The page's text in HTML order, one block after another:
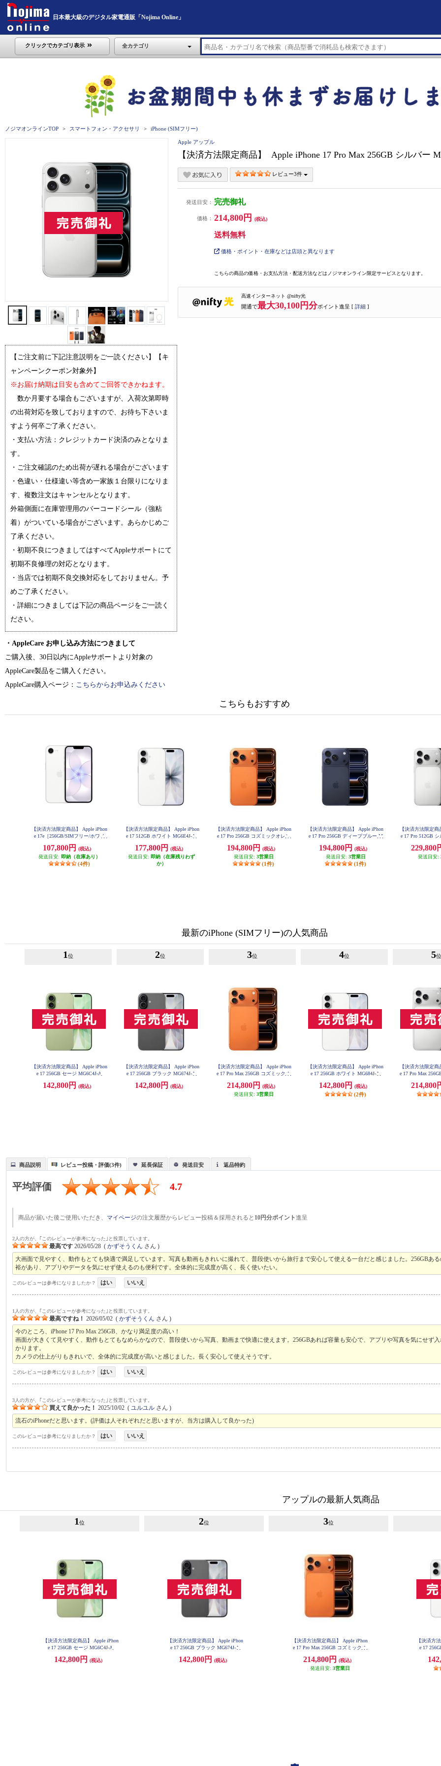
日本最大級のデジタル家電通販「Nojima Online」
クリックでカテゴリ表示 全カテゴリ
ノジマオンラインTOP スマートフォン・アクセサリ iPhone (SIMフリー)
【ご注文前に下記注意説明をご一読ください】【キ
ャンペーンクーポン対象外】
※お届け納期は目安も含めてご回答できかねます。
数か月要する場合もございますが、入荷次第即時
の出荷対応を致しておりますので、お待ち下さいま
すよう何卒ご了承ください。
・支払い方法：クレジットカード決済のみとなりま
す。
・ご注文確認のため出荷が遅れる場合がございます
・色違い・仕様違い等含め一家族１台限りになりま
す、複数注文はキャンセルとなります。
外箱側面に在庫管理用のバーコードシール（強粘
着）がついている場合がございます。あらかじめご
了承ください。
・初期不良につきましてはすべてAppleサポートにて
初期不良修理の対応となります。
・当店では初期不良交換対応をしておりません。予
めご了承ください。
・詳細につきましては下記の商品ページをご一読く
ださい。
・AppleCare お申し込み方法につきまして
ご購入後、30日以内にAppleサポートより対象の
AppleCare製品をご購入ください。
AppleCare購入ページ： こちらからお申込みください
Apple アップル
【決済方法限定商品】 Apple iPhone 17 Pro Max 256GB シルバー
レビュー3件
発送目安： 完売御礼
価格： 214,800円 (税込)
送料無料
価格・ポイント・在庫などは店頭と異なります
こちらの商品の価格・お支払方法・配送方法などはノジマオンライン限定サービスとなります。
高速インターネット @nifty光
開通で最大30,100円分ポイント進呈 [ 詳細 ]
こちらもおすすめ
【決済方法限定商品】 Apple iPhon
e 17e［256GB/SIMフリー/ホワイ
107,800円
(税込)
発送目安: 即納（在庫あり）
(4件)
【決済方法限定商品】 Apple iPhon
e 17 512GB ホワイト MG6E4J-A
177,800円
(税込)
発送目安: 即納（在庫残りわず
か）
【決済方法限定商品】 Apple iPhon
e 17 Pro 256GB コズミックオレン
194,800円
(税込)
発送目安: 3営業日
(1件)
【決済方法限定商品】 Apple iPhon
e 17 Pro 256GB ディープブルー M
194,800円
(税込)
発送目安: 3営業日
(1件)
【決済方法限定
e 17 Pro 512GB シ
229,800
発送目安:
最新のiPhone (SIMフリー)の人気商品
1 位
【決済方法限定商品】 Apple iPhon
e 17 256GB セージ MG6C4J-A
142,800円 (税込)
2位
【決済方法限定商品】 Apple iPhon
e 17 256GB ブラック MG674J-A
142,800円 (税込)
3位
【決済方法限定商品】 Apple iPhon
e 17 Pro Max 256GB コズミックオ
214,800円
(税込)
発送目安: 3営業日
4位
【決済方法限定商品】 Apple iPhon
e 17 256GB ホワイト MG684J-A
142,800円 (税込)
(2件)
5位
【決済方法限定
e 17 Pro Max
214,800
商品説明 レビュー投稿・評価(3件) 延長保証 発送目安 返品特約
平均評価 4.7
商品が届いた後ご使用いただき、 マイページの注文履歴からレビュー投稿＆採用されると 10円分ポイント進呈
2人の方が、｢このレビューが参考になった｣と投票しています。
最高です 2026/05/28 (かずそうくん さん )
大画面で見やすく、動作もとても快適で満足しています。写真も動画もきれいに撮れて、普段使いから旅行まで安心して使える一台だと感じました。256GBあ
裕があり、アプリやデータを気にせず使えるのも便利です。全体的に完成度が高く、長く使いたい。
このレビューは参考になりましたか？ はい いいえ
1人の方が、｢このレビューが参考になった｣と投票しています。
最高ですね！ 2026/05/02 (かずそうくん さん )
今のところ、iPhone 17 Pro Max 256GB、かなり満足度の高い！
画面が大きくて見やすく、動作もとてもなめらかなので、普段使いから写真、動画まで快適に使えます。256GBあれば容量も安心で、アプリや写真を気にせず
かります。
カメラの仕上がりもきれいで、全体的に完成度が高いと感じました。長く安心して使えそうです。
このレビューは参考になりましたか？ はい いいえ
3人の方が、｢このレビューが参考になった｣と投票しています。
買えて良かった！ 2025/10/02 (ユルユル さん )
流石のiPhoneだと思います。(評価は人それぞれだと思いますが、当方は購入して良かった)
このレビューは参考になりましたか？ はい いいえ
アップルの最新人気商品
1 位
【決済方法限定商品】 Apple iPhon
e 17 256GB セージ MG6C4J-A
142,800円 (税込)
2位
【決済方法限定商品】 Apple iPhon
e 17 256GB ブラック MG674J-A
142,800円 (税込)
3位
【決済方法限定商品】 Apple iPhon
e 17 Pro Max 256GB コズミックオ
214,800円
(税込)
発送目安: 3営業日
【決済方
e 17